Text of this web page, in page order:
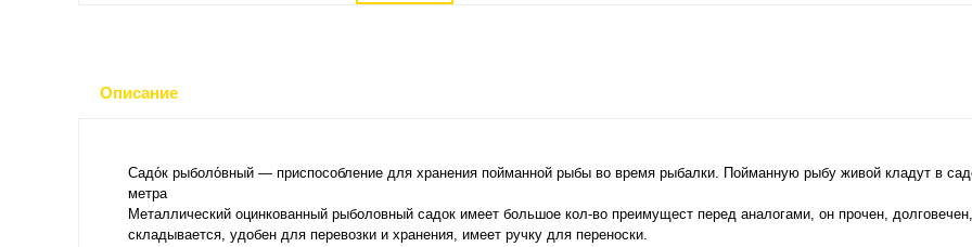
Описание
Садо́к рыболо́вный — приспособление для хранения пойманной рыбы во время рыбалки. Пойманную рыбу живой кладут в
метра
Металлический оцинкованный рыболовный садок имеет большое кол-во преимущест перед аналогами, он прочен,
складывается, удобен для перевозки и хранения, имеет ручку для переноски.